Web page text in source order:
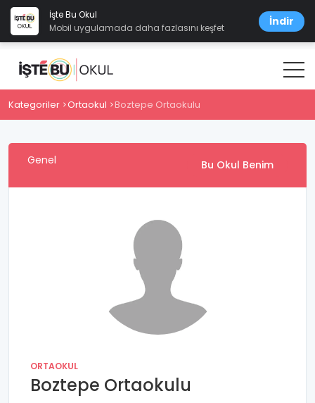
İşte Bu Okul
Mobil uygulamada daha fazlasını keşfet
İndir
Kategoriler Ortaokul Boztepe Ortaokulu
Genel Bu Okul Benim
ORTAOKUL
Boztepe Ortaokulu